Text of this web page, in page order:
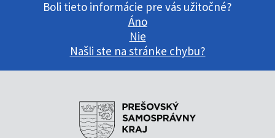
Boli tieto informácie pre vás užitočné?
Áno
Nie
Našli ste na stránke chybu?